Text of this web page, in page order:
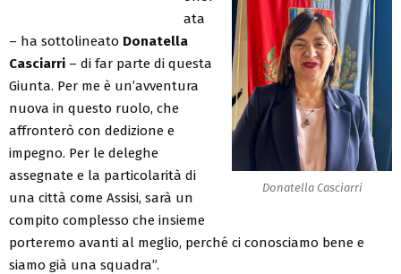
Donatella Casciarri
ata
– ha sottolineato Donatella
Casciarri – di far parte di questa
Giunta. Per me è un’avventura
nuova in questo ruolo, che
affronterò con dedizione e
impegno. Per le deleghe
assegnate e la particolarità di
una città come Assisi, sarà un
compito complesso che insieme
porteremo avanti al meglio, perché ci conosciamo bene e
siamo già una squadra”.